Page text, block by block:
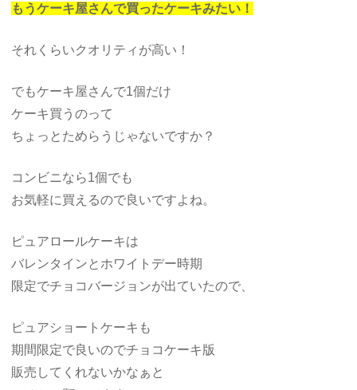
もうケーキ屋さんで買ったケーキみたい！
それくらいクオリティが高い！
でもケーキ屋さんで1個だけ
ケーキ買うのって
ちょっとためらうじゃないですか？
コンビニなら1個でも
お気軽に買えるので良いですよね。
ピュアロールケーキは
バレンタインとホワイトデー時期
限定でチョコバージョンが出ていたので、
ピュアショートケーキも
期間限定で良いのでチョコケーキ版
販売してくれないかなぁと